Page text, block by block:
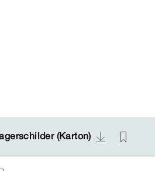
(Karton)
(Karton)